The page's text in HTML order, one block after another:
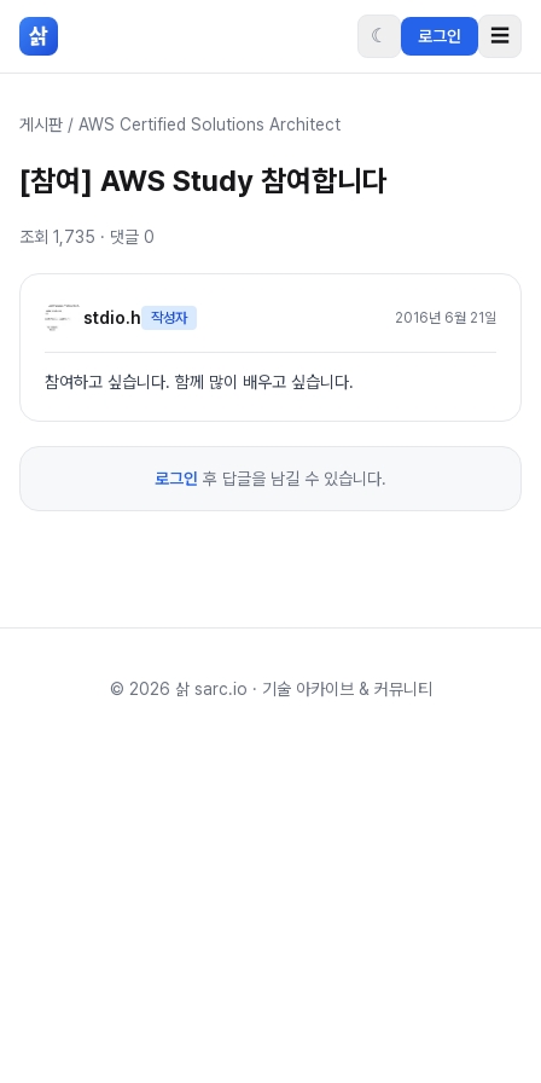
본문 바로가기
삵 ☾ 로그인 ☰
게시판 / AWS Certified Solutions Architect
[참여] AWS Study 참여합니다
조회 1,735 · 댓글 0
stdio.h 작성자 2016년 6월 21일
참여하고 싶습니다. 함께 많이 배우고 싶습니다.
로그인 후 답글을 남길 수 있습니다.
© 2026 삵 sarc.io · 기술 아카이브 & 커뮤니티